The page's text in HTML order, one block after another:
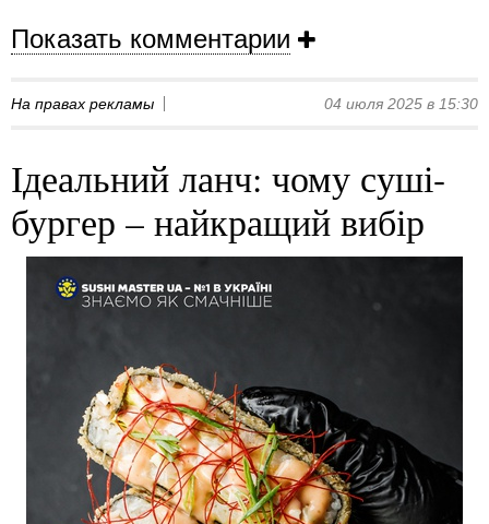
Показать комментарии
На правах рекламы 04 июля 2025 в 15:30
Ідеальний ланч: чому суші-
бургер – найкращий вибір